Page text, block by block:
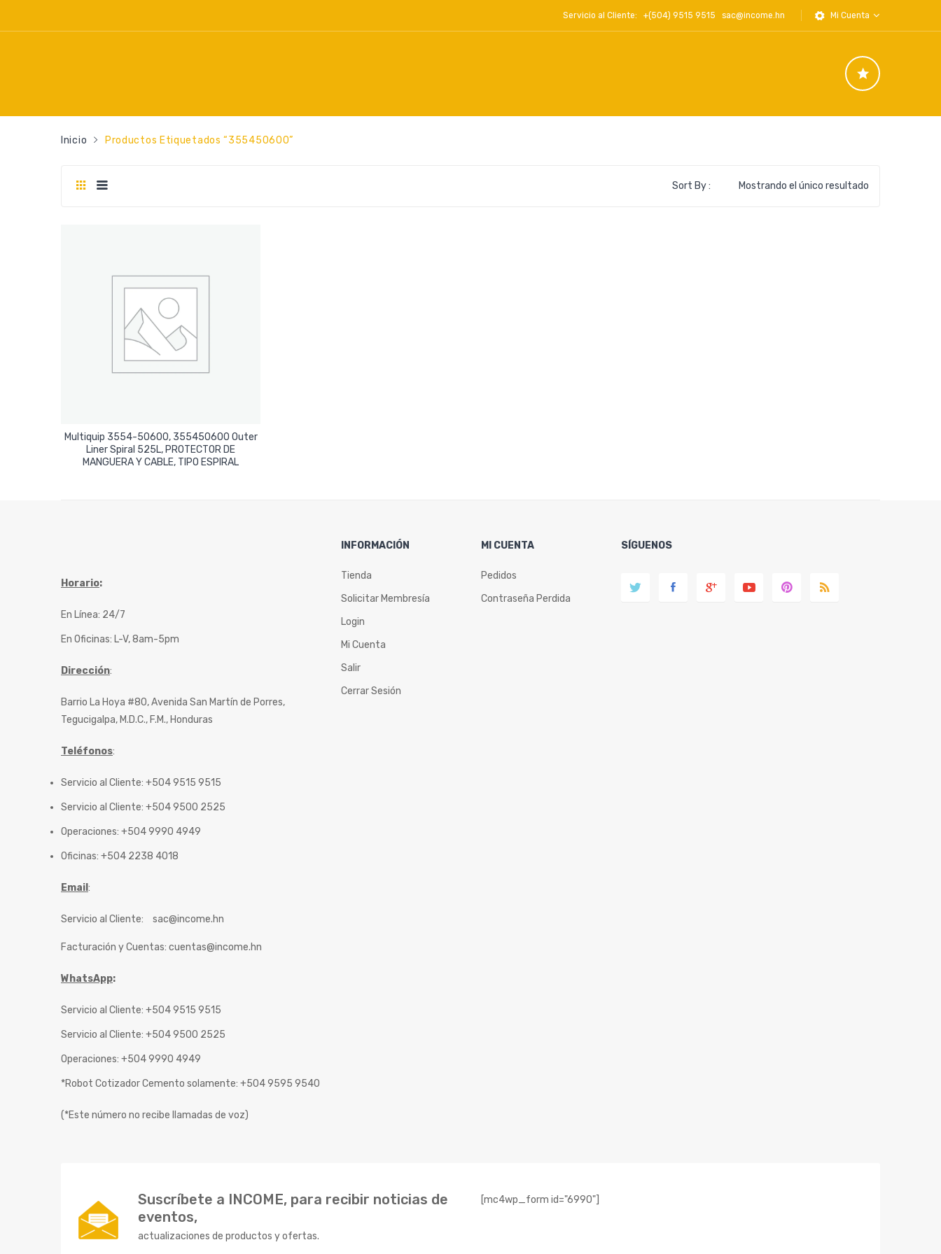
Servicio al Cliente: +(504) 9515 9515 sac@income.hn Mi Cuenta
Inicio Productos Etiquetados “355450600”
Mostrando el único resultado
Sort By :
Multiquip 3554-50600, 355450600 Outer
Liner Spiral 525L, PROTECTOR DE
MANGUERA Y CABLE, TIPO ESPIRAL
Leer Más
Horario:
En Línea: 24/7
En Oficinas: L-V, 8am-5pm
Dirección:
Barrio La Hoya #80, Avenida San Martín de Porres,
Tegucigalpa, M.D.C., F.M., Honduras
Teléfonos:
Servicio al Cliente: +504 9515 9515
Servicio al Cliente: +504 9500 2525
Operaciones: +504 9990 4949
Oficinas: +504 2238 4018
Email :
Servicio al Cliente: sac@income.hn
Facturación y Cuentas: cuentas@income.hn
WhatsApp:
Servicio al Cliente: +504 9515 9515
Servicio al Cliente: +504 9500 2525
Operaciones: +504 9990 4949
*Robot Cotizador Cemento solamente: +504 9595 9540
(*Este número no recibe llamadas de voz)
INFORMACIÓN
Tienda
Solicitar Membresía
Login
Mi Cuenta
Salir
Cerrar Sesión
MI CUENTA
Pedidos
Contraseña Perdida
SÍGUENOS
Suscríbete a INCOME, para recibir noticias de
eventos,
actualizaciones de productos y ofertas.
[mc4wp_form id="6990"]